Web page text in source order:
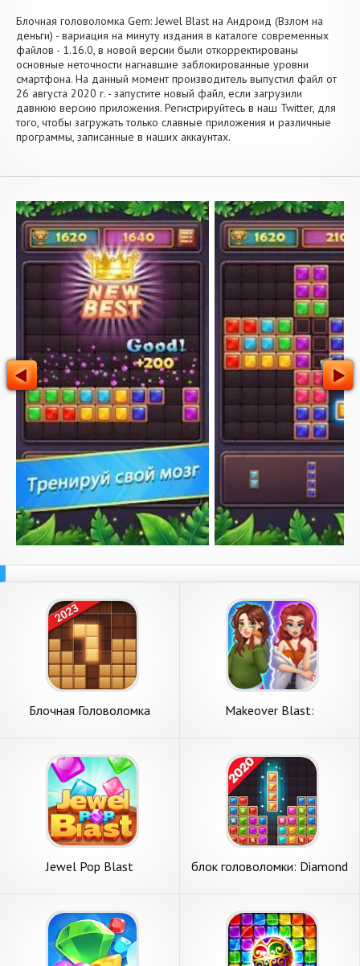
Блочная головоломка Gem: Jewel Blast на Андроид (Взлом на
деньги) - вариация на минуту издания в каталоге современных
файлов - 1.16.0, в новой версии были откорректированы
основные неточности нагнавшие заблокированные уровни
смартфона. На данный момент производитель выпустил файл от
26 августа 2020 г. - запустите новый файл, если загрузили
давнюю версию приложения. Регистрируйтесь в наш Twitter, для
того, чтобы загружать только славные приложения и различные
программы, записанные в наших аккаунтах.
Блочная Головоломка
Makeover Blast:
Jewel Pop Blast
блок головоломки: Diamond